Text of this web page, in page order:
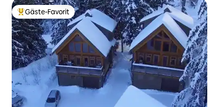
Beliebter Gäste-Favorit.
Gäste-Favorit